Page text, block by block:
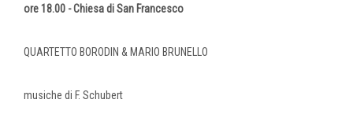
ore 18.00 - Chiesa di San Francesco
QUARTETTO BORODIN & MARIO BRUNELLO
musiche di F. Schubert